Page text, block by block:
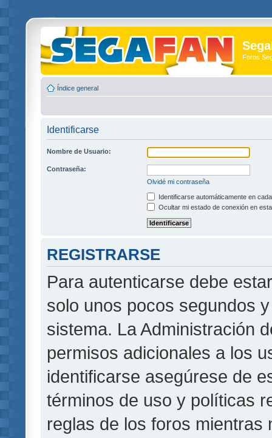
Foros
Índice general
Identificarse
Nombre de Usuario:
Contraseña:
Olvidé mi contraseña
Identificarse automáticamente en
Ocultar mi estado de conexión en
REGISTRARSE
Para autenticarse debe
solo unos pocos segundos
sistema. La Administración
permisos adicionales a los
identificarse asegúrese de
términos de uso y políticas
reglas de los foros mientras